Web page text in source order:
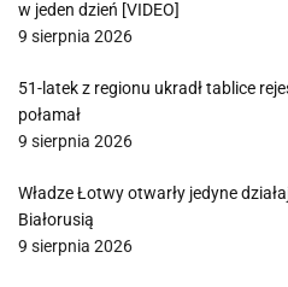
w jeden dzień [VIDEO]
9 sierpnia 2026
51-latek z regionu ukradł tablice
połamał
9 sierpnia 2026
Władze Łotwy otwarły jedyne
Białorusią
9 sierpnia 2026